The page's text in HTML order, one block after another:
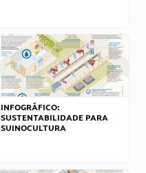
INFOGRÁFICO:
SUSTENTABILIDADE PARA
SUINOCULTURA